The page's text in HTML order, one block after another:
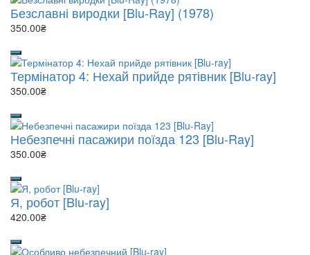
Безславні виродки [Blu-Ray] (1978)
350.00₴
Термінатор 4: Нехай прийде рятівник [Blu-ray]
350.00₴
Небезпечні пасажири поїзда 123 [Blu-Ray]
350.00₴
Я, робот [Blu-ray]
420.00₴